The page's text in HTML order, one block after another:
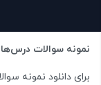
نمونه سوالات
برای دانلود نمونه